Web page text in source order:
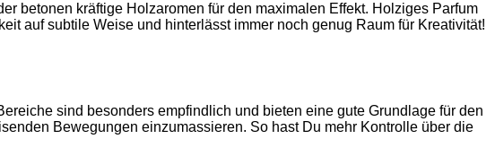
betonen kräftige Holzaromen für den maximalen Effekt. Holziges Parfum
auf subtile Weise und hinterlässt immer noch genug Raum für Kreativität!
sind besonders empfindlich und bieten eine gute Grundlage für den
Bewegungen einzumassieren. So hast Du mehr Kontrolle über die